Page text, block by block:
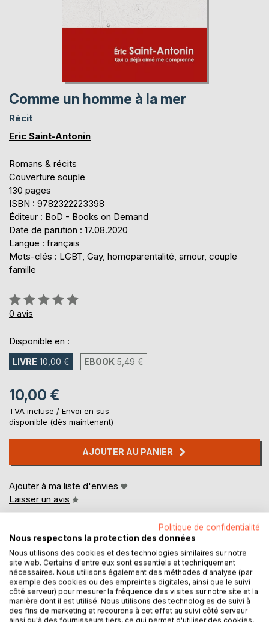
Comme un homme à la mer
Récit
Eric Saint-Antonin
Romans & récits
Couverture souple
130 pages
ISBN : 9782322223398
Éditeur : BoD - Books on Demand
Date de parution : 17.08.2020
Langue : français
Mots-clés : LGBT, Gay, homoparentalité, amour, couple
famille
Évaluation:
0%
0 avis
Disponible en :
LIVRE 10,00 € EBOOK 5,49 €
10,00 €
TVA incluse / Envoi en sus
disponible (dès maintenant)
AJOUTER AU PANIER
Ajouter à ma liste d'envies
Laisser un avis
DESCRIPTION
Politique de confidentialité
Nous respectons la protection des données
Nous utilisons des cookies et des technologies similaires sur notre
site web. Certains d'entre eux sont essentiels et techniquement
nécessaires. Nous utilisons également des méthodes d'analyse (par
exemple des cookies ou des empreintes digitales, ainsi que le suivi
côté serveur) pour mesurer la fréquence des visites sur notre site et la
manière dont il est utilisé. Nous utilisons des technologies de suivi à
des fins de marketing et recourons à cet effet au suivi côté serveur
ainsi qu'à des fournisseurs tiers, ce qui permet d'utiliser des cookies,